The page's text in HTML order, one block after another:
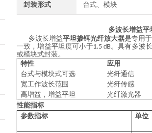
封装形式 台式、模块
多波长增益平
多波长增益平坦掺铒光纤放大器是专用
一致，增益平坦度可小于1.5 dB。具有多波
或模块式封装。
特性
应用
台式与模块式可选
光纤通信
宽工作波长范围
光纤传感
高增益，增益平坦
光纤激光器
性能指标
参数指标
单位